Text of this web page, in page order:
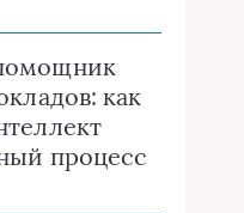
как
процесс